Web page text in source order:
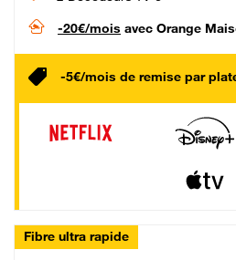
-20€/mois avec Orange
-5€/mois de remise par
Fibre ultra rapide